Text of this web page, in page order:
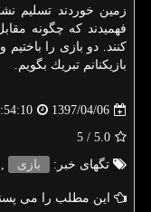
زمین خوردند تسلیم
فهمیدند كه چگونه
كنند. دو بازی را
بازیكنانم تبریك بگویم.
1397/04/06
5.0
/ 5
تگهای خبر:
بازی ,
این مطلب را می